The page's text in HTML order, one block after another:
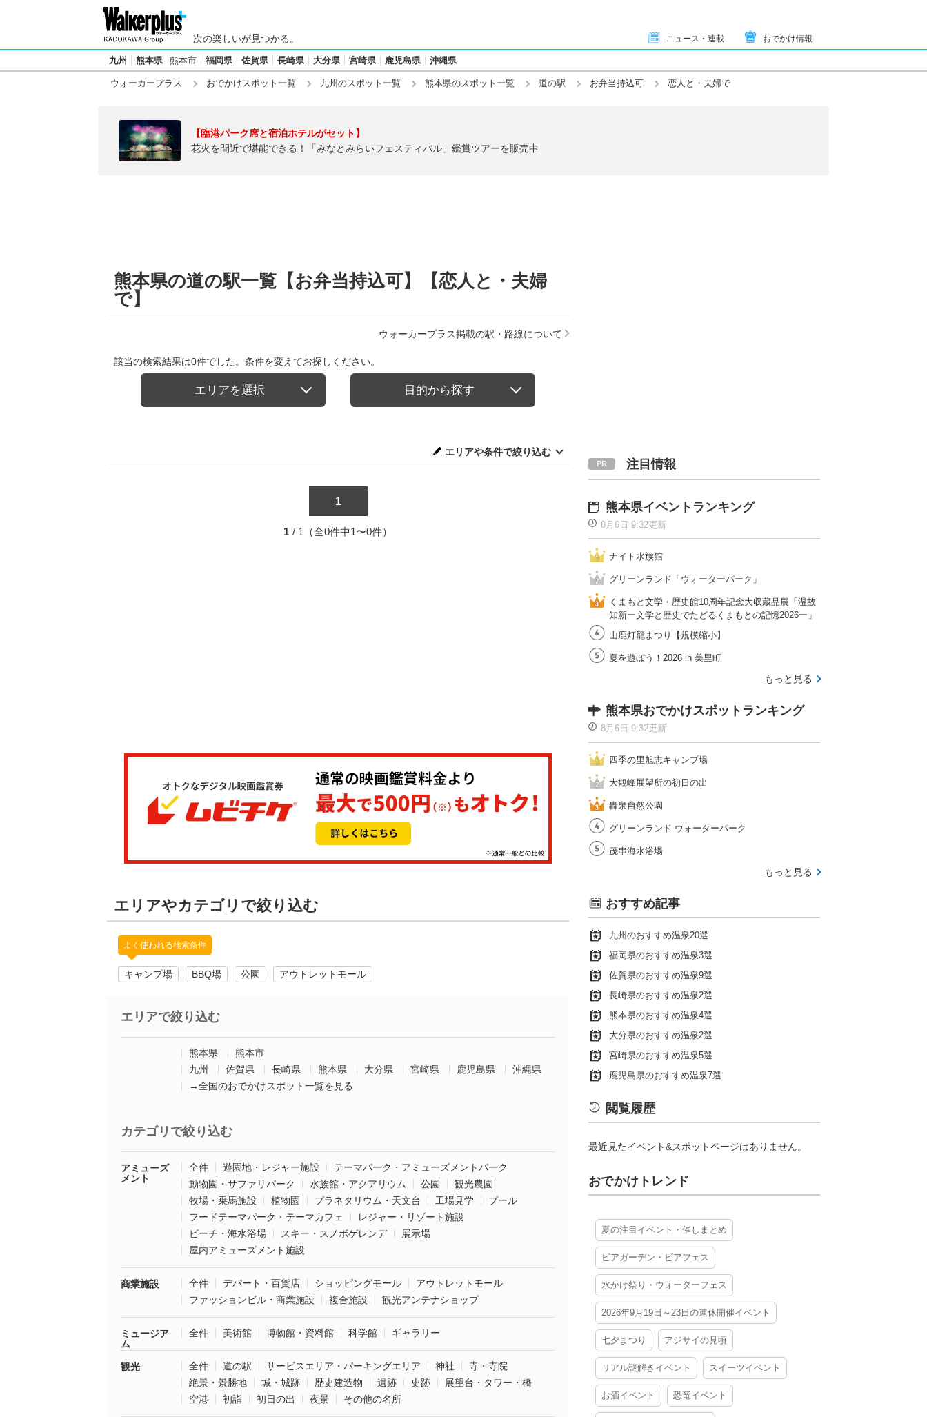
次の楽しいが見つかる。 ニュース・連載 おでかけ情報
九州 熊本県 熊本市 福岡県 佐賀県 長崎県 大分県 宮崎県 鹿児島県 沖縄県
ウォーカープラス おでかけスポット一覧 九州のスポット一覧 熊本県のスポット一覧 道の駅 お弁当持込可 恋人と・夫婦で
【臨港パーク席と宿泊ホテルがセット】
花火を間近で堪能できる！「みなとみらいフェスティバル」鑑賞ツアーを販売中
熊本県の道の駅一覧【お弁当持込可】【恋人と・夫婦
で】
ウォーカープラス掲載の駅・路線について
該当の検索結果は0件でした。条件を変えてお探しください。
エリアを選択 目的から探す
エリアや条件で絞り込む
1
1 / 1（全0件中1〜0件）
エリアやカテゴリで絞り込む
よく使われる検索条件
キャンプ場 BBQ場 公園 アウトレットモール
エリアで絞り込む
熊本県
熊本市
九州
佐賀県 長崎県 熊本県 大分県 宮崎県 鹿児島県
沖縄県
→全国のおでかけスポット一覧を見る
カテゴリで絞り込む
アミューズ
メント
全件 遊園地・レジャー施設
テーマパーク・アミューズメントパーク
動物園・サファリパーク
水族館・アクアリウム 公園
観光農園
牧場・乗馬施設
植物園 プラネタリウム・天文台 工場見学
プール
フードテーマパーク・テーマカフェ
レジャー・リゾート施設
ビーチ・海水浴場
スキー・スノボゲレンデ
展示場
屋内アミューズメント施設
商業施設 全件 デパート・百貨店 ショッピングモール
アウトレットモール
ファッションビル・商業施設
複合施設 観光アンテナショップ
ミュージア
ム
全件 美術館 博物館・資料館 科学館 ギャラリー
観光 全件 道の駅 サービスエリア・パーキングエリア 神社
寺・寺院
絶景・景勝地
城・城跡 歴史建造物 遺跡 史跡
展望台・タワー・橋
空港
初詣 初日の出 夜景 その他の名所
注目情報
熊本県イベントランキング
8月6日 9:32更新
ナイト水族館
グリーンランド「ウォーターパーク」
くまもと文学・歴史館10周年記念大収蔵品展「温故
知新ー文学と歴史でたどるくまもとの記憶2026ー」
山鹿灯籠まつり【規模縮小】
夏を遊ぼう！2026 in 美里町
もっと見る
熊本県おでかけスポットランキング
8月6日 9:32更新
四季の里旭志キャンプ場
大観峰展望所の初日の出
轟泉自然公園
グリーンランド ウォーターパーク
茂串海水浴場
もっと見る
おすすめ記事
九州のおすすめ温泉20選
福岡県のおすすめ温泉3選
佐賀県のおすすめ温泉9選
長崎県のおすすめ温泉2選
熊本県のおすすめ温泉4選
大分県のおすすめ温泉2選
宮崎県のおすすめ温泉5選
鹿児島県のおすすめ温泉7選
閲覧履歴
最近見たイベント&スポットページはありません。
おでかけトレンド
夏の注目イベント・催しまとめ
ビアガーデン・ビアフェス
水かけ祭り・ウォーターフェス
2026年9月19日～23日の連休開催イベント
七夕まつり アジサイの見頃
リアル謎解きイベント スイーツイベント
お酒イベント 恐竜イベント